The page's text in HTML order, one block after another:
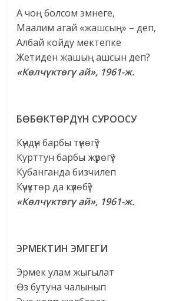
А чоң болсом эмнеге,
Маалим агай «жашсың» – деп,
Албай койду мектепке
Жетиден жашың ашсын деп?
«Көлчүктөгү ай», 1961-ж.
БӨБӨКТӨРДҮН СУРООСУ
Күндүн барбы түнөгү?
Курттун барбы жүрөгү?
Кубанганда бизчилеп
Күчүктөр да күлөбү?
«Көлчүктөгү ай», 1961-ж.
ЭРМЕКТИН ЭМГЕГИ
Эрмек улам жыгылат
Өз бутуна чалынып